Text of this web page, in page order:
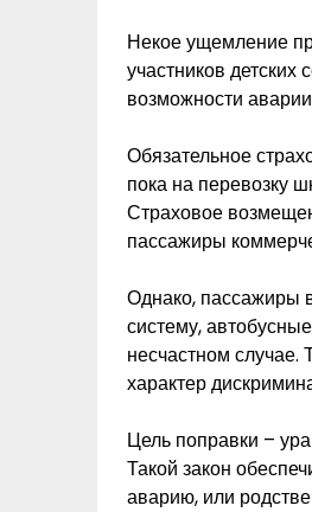
Некое ущемление
участников
возможности
Обязательное
пока на перевозку
Страховое
пассажиры
Однако, пассажиры
систему,
несчастном случае.
характер
Цель поправки –
Такой закон
аварию, или